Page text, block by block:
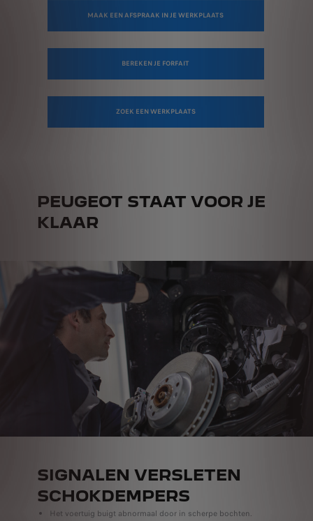
MAAK EEN AFSPRAAK IN JE WERKPLAATS
BEREKEN JE FORFAIT
ZOEK EEN WERKPLAATS
PEUGEOT STAAT VOOR JE
KLAAR
SIGNALEN VERSLETEN
SCHOKDEMPERS
Het voertuig buigt abnormaal door in scherpe bochten.